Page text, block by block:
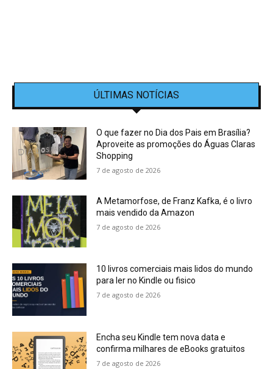
ÚLTIMAS NOTÍCIAS
O que fazer no Dia dos Pais em Brasília?
Aproveite as promoções do Águas Claras
Shopping
7 de agosto de 2026
A Metamorfose, de Franz Kafka, é o livro
mais vendido da Amazon
7 de agosto de 2026
10 livros comerciais mais lidos do mundo
para ler no Kindle ou fisico
7 de agosto de 2026
Encha seu Kindle tem nova data e
confirma milhares de eBooks gratuitos
7 de agosto de 2026